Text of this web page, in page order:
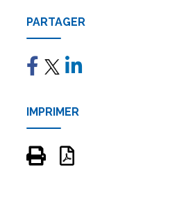
PARTAGER
IMPRIMER